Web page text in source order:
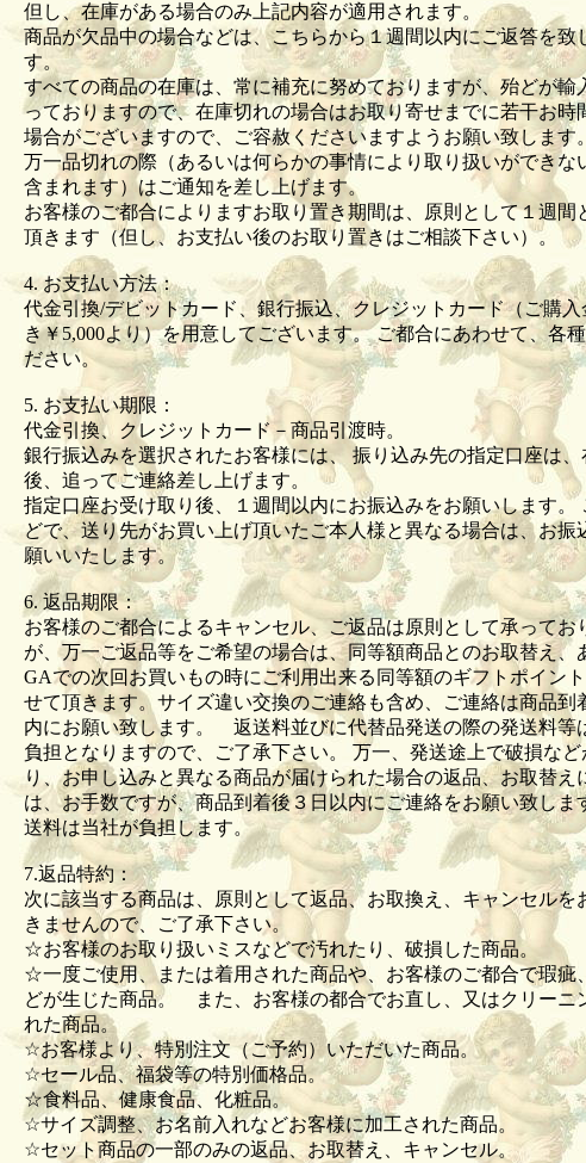
但し、在庫がある場合のみ上記内容が適用されます。
商品が欠品中の場合などは、こちらから１週間以内にご返答を致
す。
すべての商品の在庫は、常に補充に努めておりますが、殆どが輸
っておりますので、在庫切れの場合はお取り寄せまでに若干お時
場合がございますので、ご容赦くださいますようお願い致しま
万一品切れの際（あるいは何らかの事情により取り扱いができな
含まれます）はご通知を差し上げます。
お客様のご都合によりますお取り置き期間は、原則として１週間
頂きます（但し、お支払い後のお取り置きはご相談下さい）。
4. お支払い方法：
代金引換/デビットカード、銀行振込、クレジットカード（ご購入
き￥5,000より）を用意してございます。 ご都合にあわせて、各
ださい。
5. お支払い期限：
代金引換、クレジットカード－商品引渡時。
銀行振込みを選択されたお客様には、 振り込み先の指定口座は
後、追ってご連絡差し上げます。
指定口座お受け取り後、１週間以内にお振込みをお願いします。
どで、送り先がお買い上げ頂いたご本人様と異なる場合は、お振
願いいたします。
6. 返品期限：
お客様のご都合によるキャンセル、ご返品は原則として承ってお
が、万一ご返品等をご希望の場合は、同等額商品とのお取替え、
GAでの次回お買いもの時にご利用出来る同等額のギフトポイン
せて頂きます。サイズ違い交換のご連絡も含め、ご連絡は商品到
内にお願い致します。 返送料並びに代替品発送の際の発送料等
負担となりますので、ご了承下さい。 万一、発送途上で破損など
り、お申し込みと異なる商品が届けられた場合の返品、お取替え
は、お手数ですが、商品到着後３日以内にご連絡をお願い致し
送料は当社が負担します。
7.返品特約：
次に該当する商品は、原則として返品、お取換え、キャンセルを
きませんので、ご了承下さい。
☆お客様のお取り扱いミスなどで汚れたり、破損した商品。
☆一度ご使用、または着用された商品や、お客様のご都合で瑕疵
どが生じた商品。 また、お客様の都合でお直し、又はクリーニ
れた商品。
☆お客様より、特別注文（ご予約）いただいた商品。
☆セール品、福袋等の特別価格品。
☆食料品、健康食品、化粧品。
☆サイズ調整、お名前入れなどお客様に加工された商品。
☆セット商品の一部のみの返品、お取替え、キャンセル。